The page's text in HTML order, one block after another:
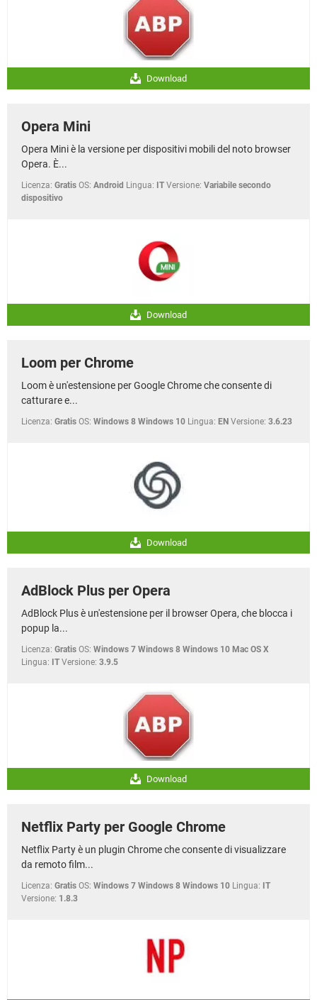
Download
Opera Mini
Opera Mini è la versione per dispositivi mobili del noto browser
Opera. È...
Licenza: Gratis OS: Android Lingua: IT Versione: Variabile secondo
dispositivo
Download
Loom per Chrome
Loom è un'estensione per Google Chrome che consente di
catturare e...
Licenza: Gratis OS: Windows 8 Windows 10 Lingua: EN Versione: 3.6.23
Download
AdBlock Plus per Opera
AdBlock Plus è un'estensione per il browser Opera, che blocca i
popup la...
Licenza: Gratis OS: Windows 7 Windows 8 Windows 10 Mac OS X
Lingua: IT Versione: 3.9.5
Download
Netflix Party per Google Chrome
Netflix Party è un plugin Chrome che consente di visualizzare
da remoto film...
Licenza: Gratis OS: Windows 7 Windows 8 Windows 10 Lingua: IT
Versione: 1.8.3